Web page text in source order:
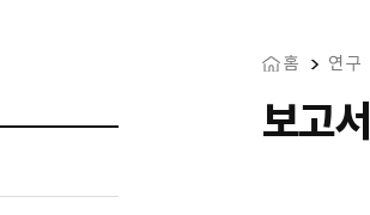
홈 연 구
보고서